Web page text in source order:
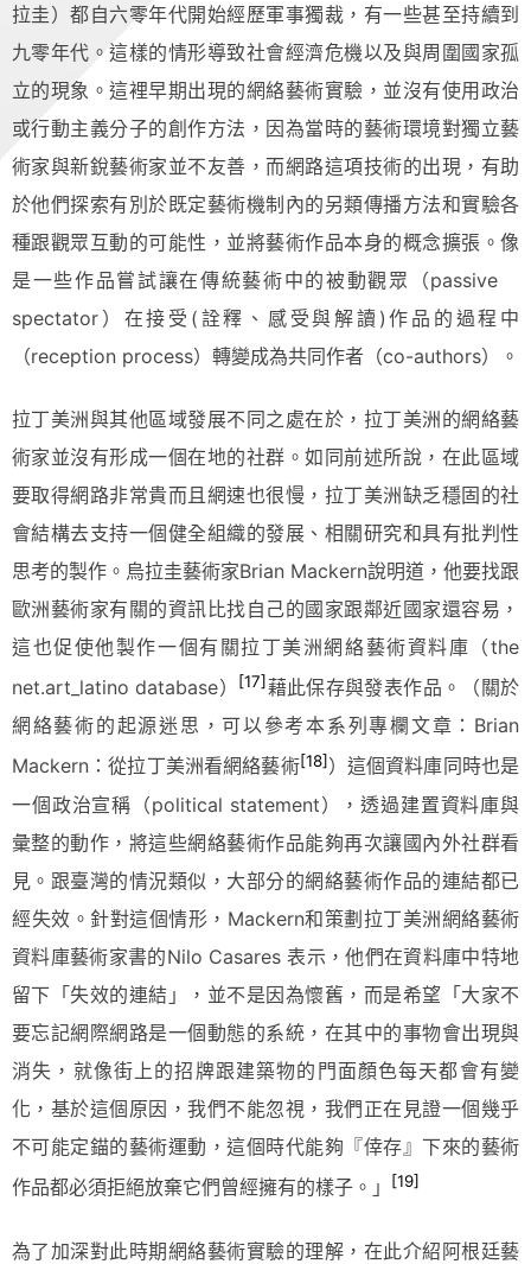
拉圭）都自六零年代開始經歷軍事獨裁，有一些甚至持續到
九零年代。這樣的情形導致社會經濟危機以及與周圍國家孤
立的現象。這裡早期出現的網絡藝術實驗，並沒有使用政治
或行動主義分子的創作方法，因為當時的藝術環境對獨立藝
術家與新銳藝術家並不友善，而網路這項技術的出現，有助
於他們探索有別於既定藝術機制內的另類傳播方法和實驗各
種跟觀眾互動的可能性，並將藝術作品本身的概念擴張。像
是一些作品嘗試讓在傳統藝術中的被動觀眾（passive
spectator）在接受(詮釋、感受與解讀)作品的過程中
（reception process）轉變成為共同作者（co-authors）。
拉丁美洲與其他區域發展不同之處在於，拉丁美洲的網絡藝
術家並沒有形成一個在地的社群。如同前述所說，在此區域
要取得網路非常貴而且網速也很慢，拉丁美洲缺乏穩固的社
會結構去支持一個健全組織的發展、相關研究和具有批判性
思考的製作。烏拉圭藝術家Brian Mackern說明道，他要找跟
歐洲藝術家有關的資訊比找自己的國家跟鄰近國家還容易，
這也促使他製作一個有關拉丁美洲網絡藝術資料庫（the
net.art_latino database）
[17] 藉此保存與發表作品。（關於
網絡藝術的起源迷思，可以參考本系列專欄文章：Brian
Mackern：從拉丁美洲看網絡藝術[18]）這個資料庫同時也是
一個政治宣稱（political statement），透過建置資料庫與
彙整的動作，將這些網絡藝術作品能夠再次讓國內外社群看
見。跟臺灣的情況類似，大部分的網絡藝術作品的連結都已
經失效。針對這個情形，Mackern和策劃拉丁美洲網絡藝術
資料庫藝術家書的Nilo Casares 表示，他們在資料庫中特地
留下「失效的連結」，並不是因為懷舊，而是希望「大家不
要忘記網際網路是一個動態的系統，在其中的事物會出現與
消失，就像街上的招牌跟建築物的門面顏色每天都會有變
化，基於這個原因，我們不能忽視，我們正在見證一個幾乎
不可能定錨的藝術運動，這個時代能夠『倖存』下來的藝術
作品都必須拒絕放棄它們曾經擁有的樣子。」
[19]
為了加深對此時期網絡藝術實驗的理解，在此介紹阿根廷藝